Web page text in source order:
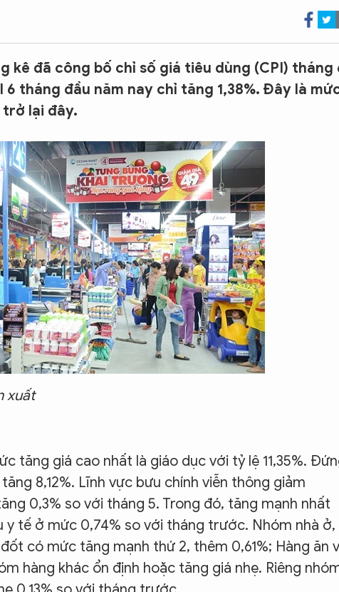
kê đã công bố chỉ số giá tiêu dùng (CPI) tháng
6 tháng đầu năm nay chỉ tăng 1,38%. Đây là
lại đây.
xuất
tăng giá cao nhất là giáo dục với tỷ lệ 11,35%.
8,12%. Lĩnh vực bưu chính viễn thông giảm
0,3% so với tháng 5. Trong đó, tăng mạnh nhất
tế ở mức 0,74% so với tháng trước. Nhóm nhà ở,
có mức tăng mạnh thứ 2, thêm 0,61%; Hàng ăn
hàng khác ổn định hoặc tăng giá nhẹ. Riêng